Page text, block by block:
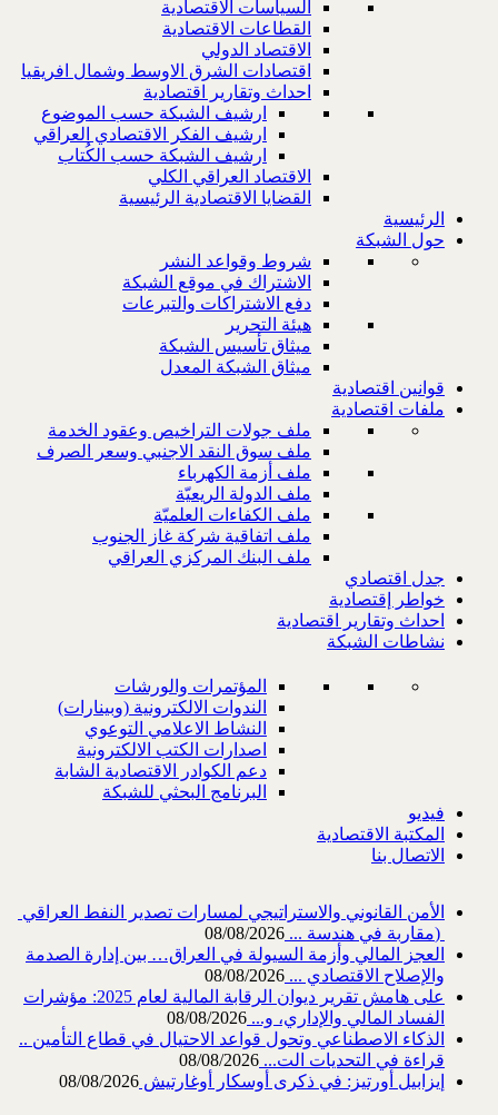
السياسات الاقتصادية
القطاعات الاقتصادية
الاقتصاد الدولي
اقتصادات الشرق الاوسط وشمال افريقيا
احداث وتقارير اقتصادية
ارشيف الشبكة حسب الموضوع
ارشيف الفكر الاقتصادي العراقي
ارشيف الشبكة حسب الكُتاب
الاقتصاد العراقي الكلي
القضايا الاقتصادية الرئيسية
الرئيسية
حول الشبكة
شروط وقواعد النشر
الاشتراك في موقع الشبكة
دفع الاشتراكات والتبرعات
هيئة التحرير
ميثاق تأسيس الشبكة
ميثاق الشبكة المعدل
قوانين اقتصادية
ملفات اقتصادية
ملف جولات التراخيص وعقود الخدمة
ملف سوق النقد الاجنبي وسعر الصرف
ملف أزمة الكهرباء
ملف الدولة الريعيّة
ملف الكفاءات العلميّة
ملف اتفاقية شركة غاز الجنوب
ملف البنك المركزي العراقي
جدل اقتصادي
خواطر إقتصادية
احداث وتقارير اقتصادية
نشاطات الشبكة
المؤتمرات والورشات
الندوات الالكترونية (وبينارات)
النشاط الاعلامي التوعوي
اصدارات الكتب الالكترونية
دعم الكوادر الاقتصادية الشابة
البرنامج البحثي للشبكة
فيديو
المكتبة الاقتصادية
الاتصال بنا
‎) ‎مقاربة في هندسة ...
08/08/2026
العجز المالي وأزمة السيولة في العراق… بين إدارة الصدمة
والإصلاح الاقتصادي ... 08/08/2026
على هامش تقرير ديوان الرقابة المالية لعام 2025: مؤشرات
الفساد المالي والإداري، و... 08/08/2026
الذكاء الاصطناعي وتحول قواعد الاحتيال في قطاع ‏التأمين ..
قراءة في التحديات الت... 08/08/2026
إيزابيل أورتيز: في ذكرى ‏أوسكار أوغارتيش 08/08/2026